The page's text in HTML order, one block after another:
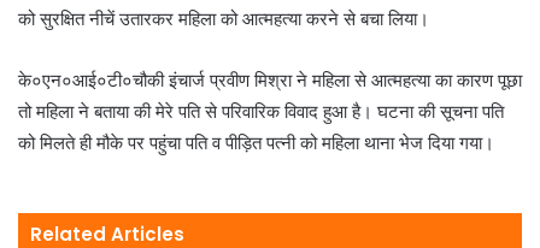
को सुरक्षित नीचें उतारकर महिला को आत्महत्या करने से बचा लिया।
के०एन०आई०टी०चौकी इंचार्ज प्रवीण मिश्रा ने महिला से आत्महत्या का कारण पूछा
तो महिला ने बताया की मेरे पति से परिवारिक विवाद हुआ है। घटना की सूचना पति
को मिलते ही मौके पर पहुंचा पति व पीड़ित पत्नी को महिला थाना भेज दिया गया।
Related Articles